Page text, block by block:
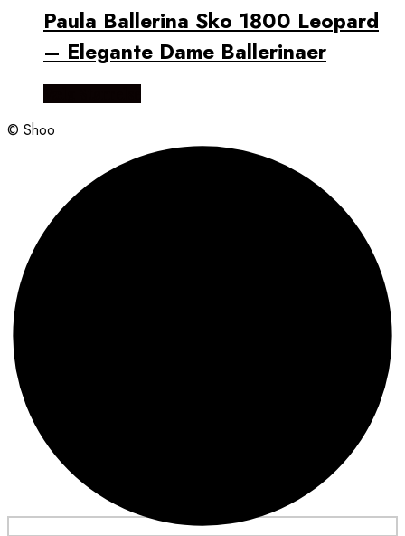
Paula Ballerina Sko 1800 Leopard
– Elegante Dame Ballerinaer
© Shoo